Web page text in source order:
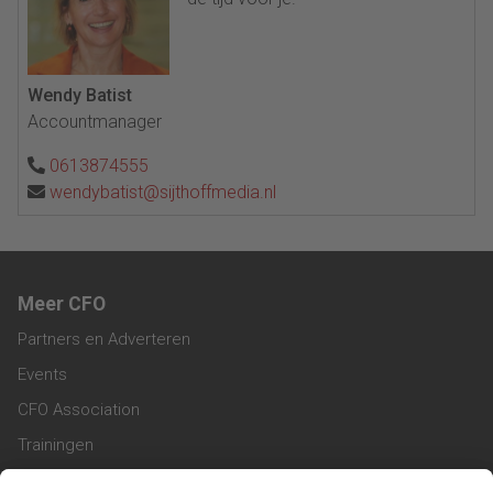
Wendy Batist
Accountmanager
0613874555
wendybatist@sijthoffmedia.nl
Meer CFO
Partners en Adverteren
Events
CFO Association
Trainingen